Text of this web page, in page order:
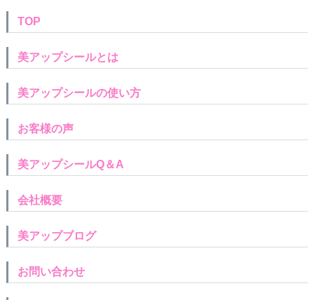
TOP
美アップシールとは
美アップシールの使い方
お客様の声
美アップシールQ＆A
会社概要
美アップブログ
お問い合わせ